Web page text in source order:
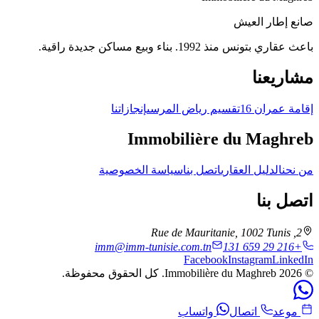
صانع إطار العيش
باعث عقاري بتونس منذ 1992. بناء وبيع مساكن جديدة راقية.
مشاريعنا
إقامة عمران 16 تقسيم رياض المرسىإنجازاتنا
Immobilière du Maghreb
من نحنالدليل العقارياتصل بناسياسة الخصوصية
اتصل بنا
2, Rue de Mauritanie
1002 Tunis
+216 29 659 131
imm@imm-tunisie.com.tn
FacebookInstagramLinkedIn
©
2026
Immobilière du Maghreb
. كل الحقوق محفوظة.
موعد اتصال واتساب